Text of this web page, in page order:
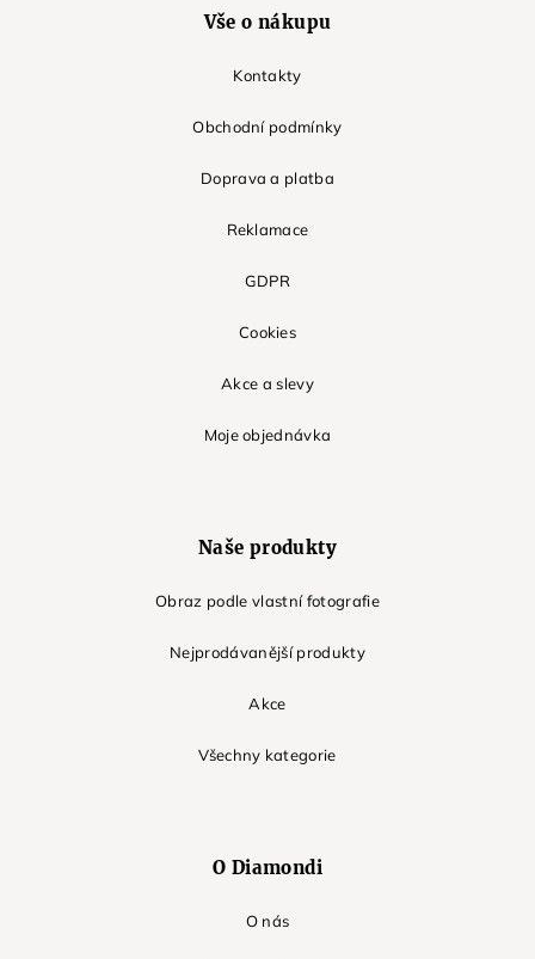
Vše o nákupu
Kontakty
Obchodní podmínky
Doprava a platba
Reklamace
GDPR
Cookies
Akce a slevy
Moje objednávka
Naše produkty
Obraz podle vlastní fotografie
Nejprodávanější produkty
Akce
Všechny kategorie
O Diamondi
O nás